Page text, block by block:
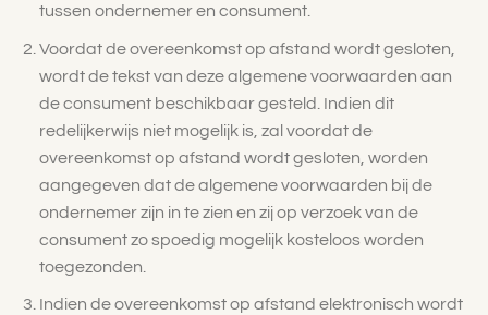
tussen ondernemer en consument.
Voordat de overeenkomst op afstand wordt gesloten,
wordt de tekst van deze algemene voorwaarden aan
de consument beschikbaar gesteld. Indien dit
redelijkerwijs niet mogelijk is, zal voordat de
overeenkomst op afstand wordt gesloten, worden
aangegeven dat de algemene voorwaarden bij de
ondernemer zijn in te zien en zij op verzoek van de
consument zo spoedig mogelijk kosteloos worden
toegezonden.
Indien de overeenkomst op afstand elektronisch wordt